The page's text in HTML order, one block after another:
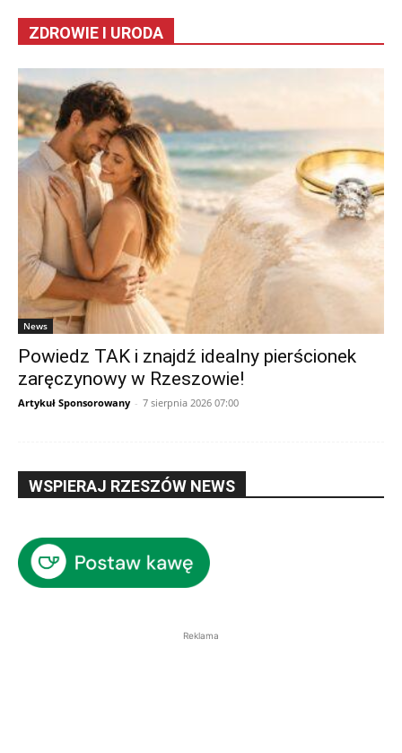
ZDROWIE I URODA
News
Powiedz TAK i znajdź idealny pierścionek
zaręczynowy w Rzeszowie!
Artykuł Sponsorowany - 7 sierpnia 2026 07:00
WSPIERAJ RZESZÓW NEWS
Reklama